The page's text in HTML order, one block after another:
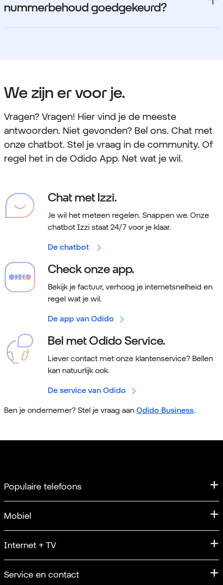
nummerbehoud goedgekeurd?
We zijn er voor je.
Vragen? Vragen! Hier vind je de meeste
antwoorden. Niet gevonden? Bel ons. Chat met
onze chatbot. Stel je vraag in de community. Of
regel het in de Odido App. Net wat je wil.
Chat met Izzi.
Je wil het meteen regelen. Snappen we. Onze
chatbot Izzi staat 24/7 voor je klaar.
De chatbot
Check onze app.
Bekijk je factuur, verhoog je internetsnelheid en
regel wat je wil.
De app van Odido
Bel met Odido Service.
Liever contact met onze klantenservice? Bellen
kan natuurlijk ook.
De service van Odido
Ben je ondernemer? Stel je vraag aan Odido Business.
Populaire telefoons
Apple iPhone 17 Pro
Mobiel
Unlimited
Internet + TV
Service en contact